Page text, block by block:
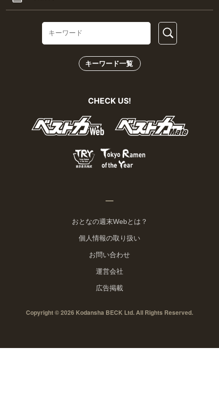
キーワード一覧
CHECK US!
おとなの週末Webとは？
個人情報の取り扱い
お問い合わせ
運営会社
広告掲載
Copyright © 2026 Kodansha BECK Ltd. All Rights Reserved.